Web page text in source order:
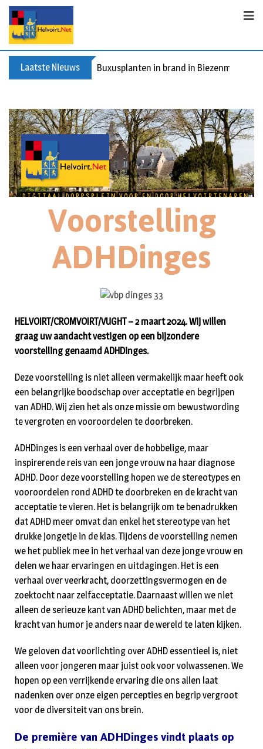
Laatste Nieuws Buxusplanten in brand in Biezenmortel,
Voorstelling
ADHDinges
HELVOIRT/CROMVOIRT/VUGHT – 2 maart 2024. Wij willen
graag uw aandacht vestigen op een bijzondere
voorstelling genaamd ADHDinges.
Deze voorstelling is niet alleen vermakelijk maar heeft ook
een belangrijke boodschap over acceptatie en begrijpen
van ADHD. Wij zien het als onze missie om bewustwording
te vergroten en vooroordelen te doorbreken.
ADHDinges is een verhaal over de hobbelige, maar
inspirerende reis van een jonge vrouw na haar diagnose
ADHD. Door deze voorstelling hopen we de stereotypes en
vooroordelen rond ADHD te doorbreken en de kracht van
acceptatie te vieren. Het is belangrijk om te benadrukken
dat ADHD meer omvat dan enkel het stereotype van het
drukke jongetje in de klas. Tijdens de voorstelling nemen
we het publiek mee in het verhaal van deze jonge vrouw en
delen we haar ervaringen en uitdagingen. Het is een
verhaal over veerkracht, doorzettingsvermogen en de
zoektocht naar zelfacceptatie. Daarnaast willen we niet
alleen de serieuze kant van ADHD belichten, maar met de
kracht van humor je anders naar de wereld te laten kijken.
We geloven dat voorlichting over ADHD essentieel is, niet
alleen voor jongeren maar juist ook voor volwassenen. We
hopen op een verrijkende ervaring die ons allen laat
nadenken over onze eigen percepties en begrip vergroot
voor de diversiteit van ons brein.
De première van ADHDinges vindt plaats op